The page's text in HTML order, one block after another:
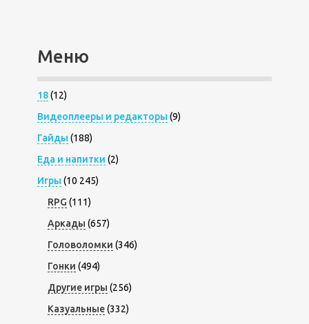
Меню
18(12)
Видеоплееры и редакторы (9)
Гайды (188)
Еда и напитки (2)
Игры (10 245)
RPG (111)
Аркады (657)
Головоломки (346)
Гонки (494)
Другие игры (256)
Казуальные(332)